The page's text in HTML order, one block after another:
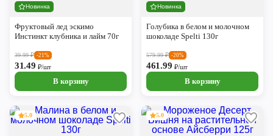
Новинка
Фруктовый лед эскимо
Инстинкт клубника и лайм 70г
39.99₽ -21%
31.49₽/шт
В корзину
Новинка
Голубика в белом и молочном
шоколаде Spelti 130г
579.99₽ -20%
461.99 ₽/шт
В корзину
5.0 5.0